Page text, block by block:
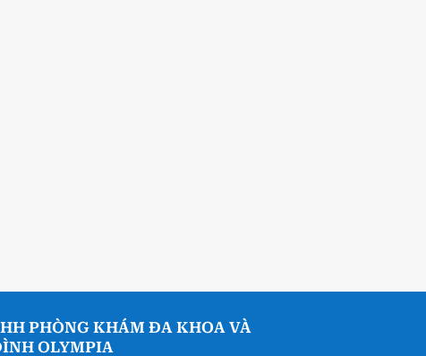
PHÒNG KHÁM ĐA KHOA VÀ
OLYMPIA